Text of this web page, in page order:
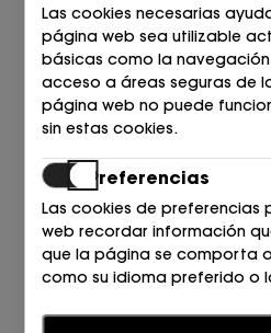
LOTTUSSE
MOCASIN ANTIFAZ FLORENTIC
CUERO 002 teak
224,00€
239,00 €
Las cookies necesarias
página web sea utilizable
básicas como la
acceso a áreas seguras de
página web no puede
sin estas cookies.
Preferencias
Las cookies de preferencias
web recordar información
que la página se comporta
como su idioma preferido o